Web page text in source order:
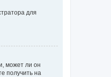
для
может ли он
получить на